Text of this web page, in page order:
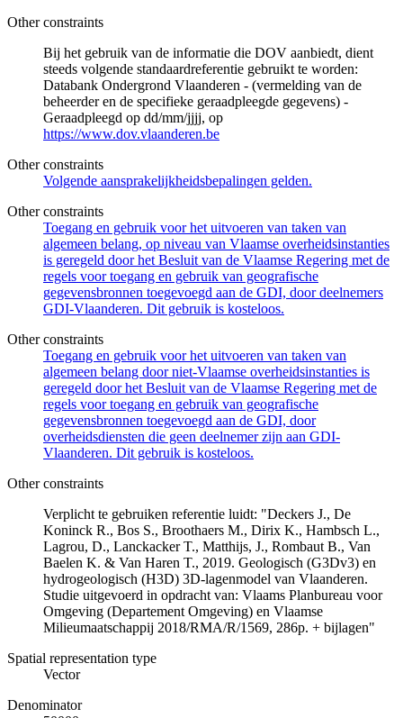
Other constraints
Bij het gebruik van de informatie die DOV aanbiedt, dient
steeds volgende standaardreferentie gebruikt te worden:
Databank Ondergrond Vlaanderen - (vermelding van de
beheerder en de specifieke geraadpleegde gegevens) -
Geraadpleegd op dd/mm/jjjj, op
https://www.dov.vlaanderen.be
Other constraints
Volgende aansprakelijkheidsbepalingen gelden.
Other constraints
Toegang en gebruik voor het uitvoeren van taken van
algemeen belang, op niveau van Vlaamse overheidsinstanties
is geregeld door het Besluit van de Vlaamse Regering met de
regels voor toegang en gebruik van geografische
gegevensbronnen toegevoegd aan de GDI, door deelnemers
GDI-Vlaanderen. Dit gebruik is kosteloos.
Other constraints
Toegang en gebruik voor het uitvoeren van taken van
algemeen belang door niet-Vlaamse overheidsinstanties is
geregeld door het Besluit van de Vlaamse Regering met de
regels voor toegang en gebruik van geografische
gegevensbronnen toegevoegd aan de GDI, door
overheidsdiensten die geen deelnemer zijn aan GDI-
Vlaanderen. Dit gebruik is kosteloos.
Other constraints
Verplicht te gebruiken referentie luidt: "Deckers J., De
Koninck R., Bos S., Broothaers M., Dirix K., Hambsch L.,
Lagrou, D., Lanckacker T., Matthijs, J., Rombaut B., Van
Baelen K. & Van Haren T., 2019. Geologisch (G3Dv3) en
hydrogeologisch (H3D) 3D-lagenmodel van Vlaanderen.
Studie uitgevoerd in opdracht van: Vlaams Planbureau voor
Omgeving (Departement Omgeving) en Vlaamse
Milieumaatschappij 2018/RMA/R/1569, 286p. + bijlagen"
Spatial representation type
Vector
Denominator